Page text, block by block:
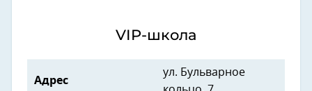
VIP-школа
Адрес
ул. Бульварное